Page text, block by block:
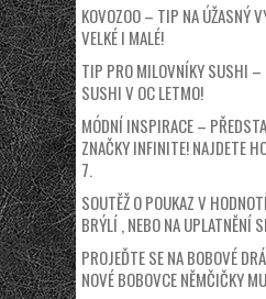
KOVOZOO – TIP NA ÚŽASNÝ
VELKÉ I MALÉ!
TIP PRO MILOVNÍKY SUSHI –
SUSHI V OC LETMO!
MÓDNÍ INSPIRACE –
ZNAČKY INFINITE! NAJDETE
7.
SOUTĚŽ O POUKAZ V
BRÝLÍ , NEBO NA UPLATNĚNÍ
PROJEĎTE SE NA BOBOVÉ
NOVÉ BOBOVCE NĚMČIČKY